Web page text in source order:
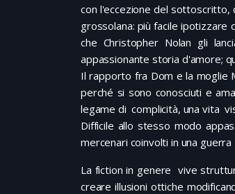
con l'eccezione del sottoscritto,
grossolana: più facile ipotizzare
che Christopher Nolan gli
appassionante storia d'amore;
Il rapporto fra Dom e la moglie
perché si sono conosciuti e
legame di complicità, una vita
Difficile allo stesso modo
mercenari coinvolti in una
La fiction in genere vive
creare illusioni ottiche